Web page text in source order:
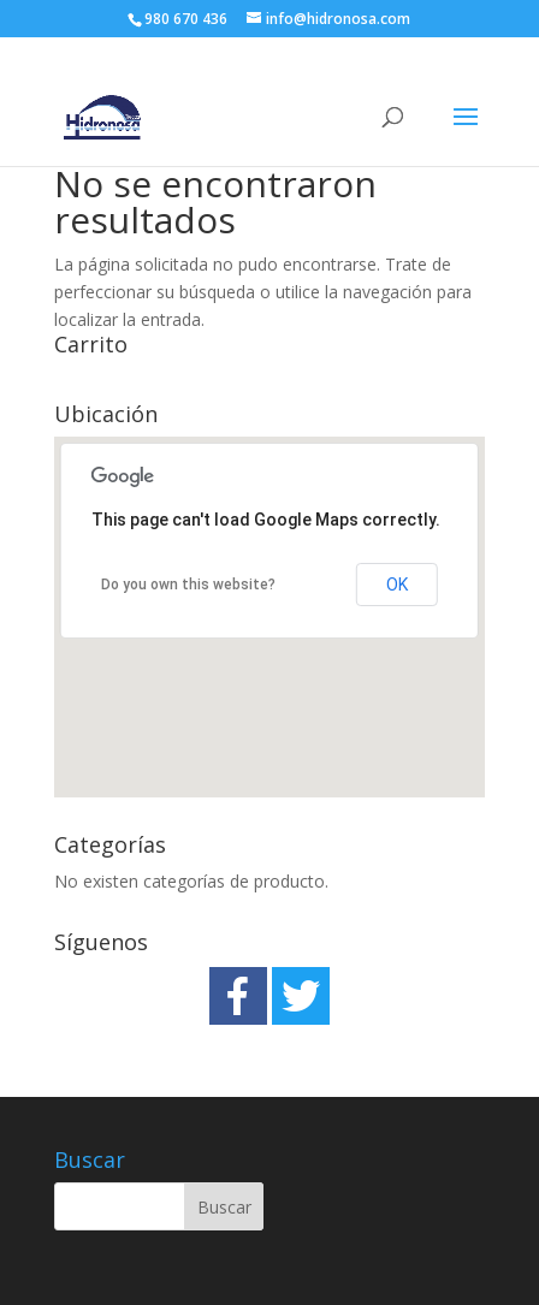
980 670 436 info@hidronosa.com
No se encontraron
resultados
La página solicitada no pudo encontrarse. Trate de
perfeccionar su búsqueda o utilice la navegación para
localizar la entrada.
Carrito
Ubicación
This page can't load Google Maps correctly.
Do you own this website? OK
Categorías
No existen categorías de producto.
Síguenos
Buscar